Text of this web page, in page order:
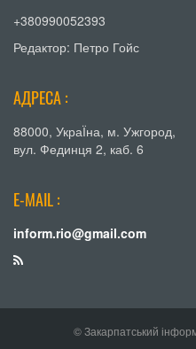
+380990052393
Редактор: Петро Гойс
АДРЕСА :
88000, УкраЇна, м. Ужгород,
вул. Фединця 2, каб. 6
E-MAIL :
inform.rio@gmail.com
© Закарпатський